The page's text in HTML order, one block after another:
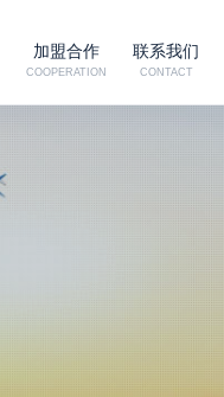
加盟合作
COOPERATION
联系我们
CONTACT